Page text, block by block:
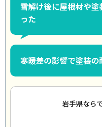
雪解け後に屋根材や
った
寒暖差の影響で塗装
岩手県なら